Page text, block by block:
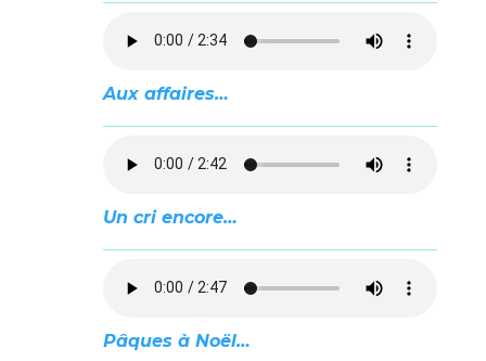
Aux affaires…
Un cri encore…
Pâques à Noël…